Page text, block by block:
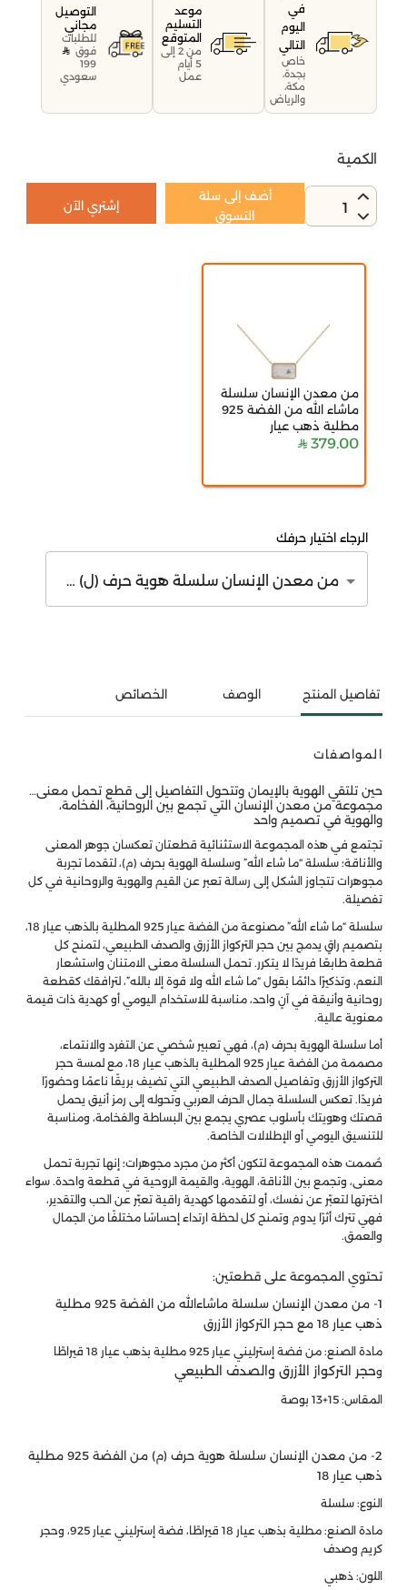
في
اليوم
التالي
خاص
بجدة،
مكة،
والرياض
موعد
التسليم
المتوقع
من 2 إلى
5 أيام
عمل
التوصيل
مجاني
للطلبات
فوق
199
سعودي
الكمية
1
أضف إلى سلة
التسوق
إشتري الآن
من معدن الإنسان سلسلة
ماشاء الله من الفضة 925
مطلية ذهب عيار
379.00
الرجاء اختيار حرفك
من معدن الإنسان سلسلة هوية حرف (ل) من الفضة 925 مطلية ذهب عيار 18
تفاصيل المنتج الوصف الخصائص
المواصفات
حين تلتقي الهوية بالإيمان وتتحول التفاصيل إلى قطع تحمل معنى…
مجموعة من معدن الإنسان التي تجمع بين الروحانية، الفخامة،
والهوية في تصميم واحد
تجتمع في هذه المجموعة الاستثنائية قطعتان تعكسان جوهر المعنى
والأناقة؛ سلسلة “ما شاء الله” وسلسلة الهوية بحرف (م)، لتقدما تجربة
مجوهرات تتجاوز الشكل إلى رسالة تعبر عن القيم والهوية والروحانية في كل
تفصيلة.
سلسلة “ما شاء الله” مصنوعة من الفضة عيار 925 المطلية بالذهب عيار 18،
بتصميم راقٍ يدمج بين حجر التركواز الأزرق والصدف الطبيعي، لتمنح كل
قطعة طابعًا فريدًا لا يتكرر. تحمل السلسلة معنى الامتنان واستشعار
النعم، وتذكيرًا دائمًا بقول “ما شاء الله ولا قوة إلا بالله”، لترافقك كقطعة
روحانية وأنيقة في آنٍ واحد، مناسبة للاستخدام اليومي أو كهدية ذات قيمة
معنوية عالية.
أما سلسلة الهوية بحرف (م)، فهي تعبير شخصي عن التفرد والانتماء،
مصممة من الفضة عيار 925 المطلية بالذهب عيار 18، مع لمسة حجر
التركواز الأزرق وتفاصيل الصدف الطبيعي التي تضيف بريقًا ناعمًا وحضورًا
فريدًا. تعكس السلسلة جمال الحرف العربي وتحوله إلى رمز أنيق يحمل
قصتك وهويتك بأسلوب عصري يجمع بين البساطة والفخامة، ومناسبة
للتنسيق اليومي أو الإطلالات الخاصة.
صُممت هذه المجموعة لتكون أكثر من مجرد مجوهرات؛ إنها تجربة تحمل
معنى، وتجمع بين الأناقة، الهوية، والقيمة الروحية في قطعة واحدة. سواء
اخترتها لتعبّر عن نفسك، أو لتقدمها كهدية راقية تعبّر عن الحب والتقدير،
فهي تترك أثرًا يدوم وتمنح كل لحظة ارتداء إحساسًا مختلفًا من الجمال
والعمق.
تحتوي المجموعة على قطعتين:
1- من معدن الإنسان سلسلة ماشاءالله من الفضة 925 مطلية
ذهب عيار 18 مع حجر التركواز الأزرق
مادة الصنع: من فضة إسترليني عيار 925 مطلية بذهب عيار 18 قيراطًا
وحجر التركواز الأزرق والصدف الطبيعي
المقاس: 15+13 بوصة
2- من معدن الإنسان سلسلة هوية حرف (م) من الفضة 925 مطلية
ذهب عيار 18
النوع: سلسلة
مادة الصنع: مطلية بذهب عيار 18 قيراطًا، فضة إسترليني عيار 925، وحجر
كريم وصدف
اللون: ذهبي